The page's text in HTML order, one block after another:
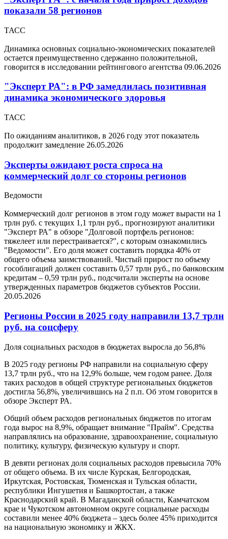
показали 58 регионов
ТАСС
Динамика основных социально-экономических показателей
остается преимущественно сдержанно положительной,
говорится в исследовании рейтингового агентства 09.06.2026
"Эксперт РА": в РФ замедлилась позитивная
динамика экономического здоровья
ТАСС
По ожиданиям аналитиков, в 2026 году этот показатель
продолжит замедление 26.05.2026
Эксперты ожидают роста спроса на
коммерческий долг со стороны регионов
Ведомости
Коммерческий долг регионов в этом году может вырасти на 1
трлн руб. с текущих 1,1 трлн руб., прогнозируют аналитики
"Эксперт РА" в обзоре "Долговой портфель регионов:
тяжелеет или перестраивается?", с которым ознакомились
"Ведомости". Его доля может составить порядка 40% от
общего объема заимствований. Чистый прирост по объему
гособлигаций должен составить 0,57 трлн руб., по банковским
кредитам – 0,59 трлн руб., подсчитали эксперты на основе
утвержденных параметров бюджетов субъектов России.
20.05.2026
Регионы России в 2025 году направили 13,7 трлн
руб. на соцсферу
Доля социальных расходов в бюджетах выросла до 56,8%
В 2025 году регионы РФ направили на социальную сферу
13,7 трлн руб., что на 12,9% больше, чем годом ранее. Доля
таких расходов в общей структуре региональных бюджетов
достигла 56,8%, увеличившись на 2 п.п. Об этом говорится в
обзоре Эксперт РА.
Общий объем расходов региональных бюджетов по итогам
года вырос на 8,9%, обращает внимание "Прайм". Средства
направлялись на образование, здравоохранение, социальную
политику, культуру, физическую культуру и спорт.
В девяти регионах доля социальных расходов превысила 70%
от общего объема. В их числе Курская, Белгородская,
Иркутская, Ростовская, Тюменская и Тульская области,
республики Ингушетия и Башкортостан, а также
Краснодарский край. В Магаданской области, Камчатском
крае и Чукотском автономном округе социальные расходы
составили менее 40% бюджета – здесь более 45% приходится
на национальную экономику и ЖКХ.